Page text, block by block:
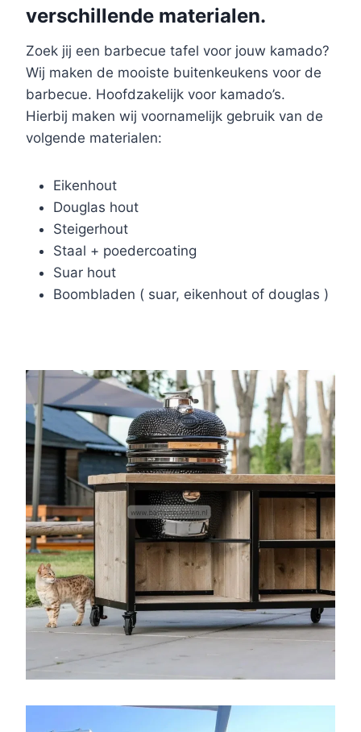
verschillende materialen.
Zoek jij een barbecue tafel voor jouw kamado?
Wij maken de mooiste buitenkeukens voor de
barbecue. Hoofdzakelijk voor kamado’s.
Hierbij maken wij voornamelijk gebruik van de
volgende materialen:
Eikenhout
Douglas hout
Steigerhout
Staal + poedercoating
Suar hout
Boombladen ( suar, eikenhout of douglas )